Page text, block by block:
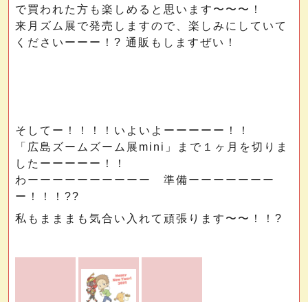
で買われた方も楽しめると思います〜〜〜！
来月ズム展で発売しますので、楽しみにしていて
くださいーーー！? 通販もしますぜい！
そしてー！！！！いよいよーーーーー！！
「広島ズームズーム展mini」まで１ヶ月を切りま
したーーーーー！！
わーーーーーーーーーー 準備ーーーーーーー
ー！！！??
私もまままも気合い入れて頑張ります〜〜！！?